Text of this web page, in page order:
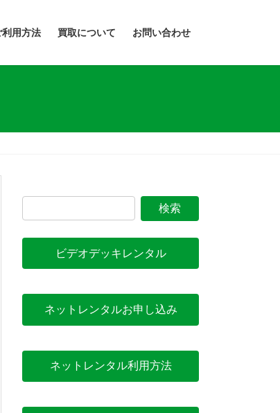
用方法 買取について お問い合わせ
ビデオデッキレンタル
ネットレンタルお申し込み
ネットレンタル利用方法